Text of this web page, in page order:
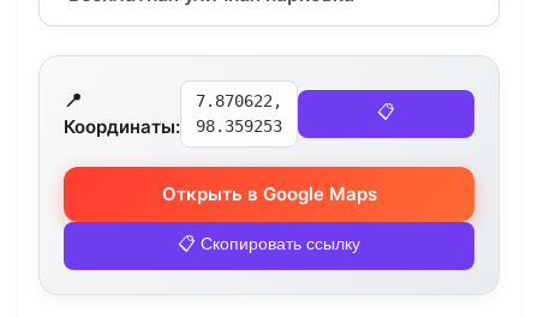
📍
Координаты:
7.870622,
98.359253
📋
Открыть в Google Maps
📋 Скопировать ссылку